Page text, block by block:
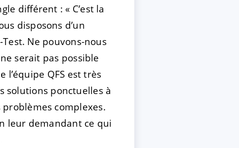
différent : « C’est la
disposons d’un
Ne pouvons-nous
serait pas possible
l’équipe QFS est très
solutions ponctuelles à
complexes.
leur demandant ce qui